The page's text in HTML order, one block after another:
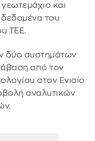
και
δεδομένα του
ΤΕΕ.
δύο συστημάτων
από τον
στον Ενιαίο
αναλυτικών